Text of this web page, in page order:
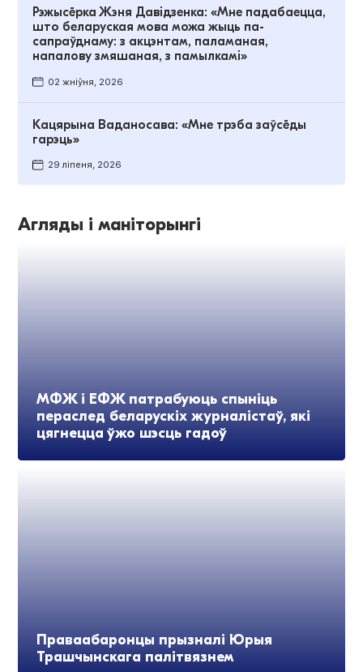
Рэжысёрка Жэня Давідзенка: «Мне падабаецца,
што беларуская мова можа жыць па-
сапраўднаму: з акцэнтам, паламаная,
напалову змяшаная, з памылкамі»
02 жніўня, 2026
Кацярына Ваданосава: «Мне трэба заўсёды
гарэць»
29 ліпеня, 2026
Агляды і маніторынгі
МФЖ і ЕФЖ патрабуюць спыніць
пераслед беларускіх журналістаў, які
цягнецца ўжо шэсць гадоў
Праваабаронцы прызналі Юрыя
Трашчынскага палітвязнем